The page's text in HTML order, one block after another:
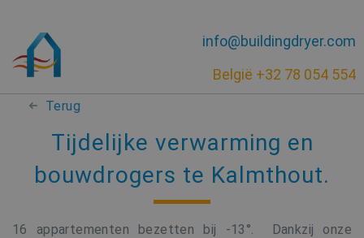
info@buildingdryer.com
België +32 78 054 554
Terug
Tijdelijke verwarming en
bouwdrogers te Kalmthout.
16 appartementen bezetten bij -13°. Dankzij onze